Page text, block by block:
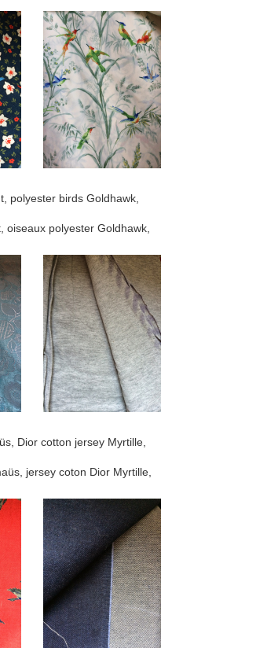
polyester birds Goldhawk,
oiseaux polyester Goldhawk,
Dior cotton jersey Myrtille,
jersey coton Dior Myrtille,